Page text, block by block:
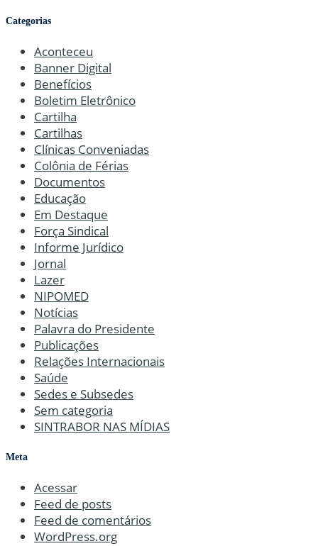
Categorias
Aconteceu
Banner Digital
Benefícios
Boletim Eletrônico
Cartilha
Cartilhas
Clínicas Conveniadas
Colônia de Férias
Documentos
Educação
Em Destaque
Força Sindical
Informe Jurídico
Jornal
Lazer
NIPOMED
Notícias
Palavra do Presidente
Publicações
Relações Internacionais
Saúde
Sedes e Subsedes
Sem categoria
SINTRABOR NAS MÍDIAS
Meta
Acessar
Feed de posts
Feed de comentários
WordPress.org